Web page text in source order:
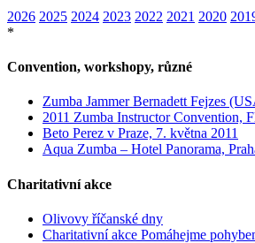
2026 2025 2024 2023 2022 2021 2020
*
Convention, workshopy, různé
Zumba Jammer Bernadett Fejzes
2011 Zumba Instructor Convention,
Beto Perez v Praze, 7. května 2011
Aqua Zumba – Hotel Panorama,
Charitativní akce
Olivovy říčanské dny
Charitativní akce Pomáhejme